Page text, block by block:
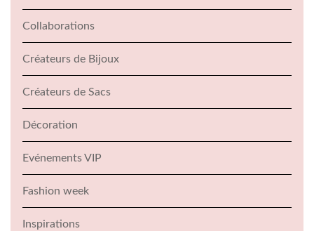
Collaborations
Créateurs de Bijoux
Créateurs de Sacs
Décoration
Evénements VIP
Fashion week
Inspirations